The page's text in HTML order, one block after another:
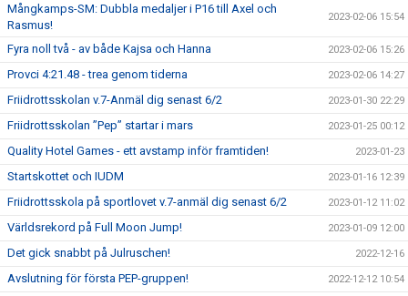
Mångkamps-SM: Dubbla medaljer i P16 till Axel och
Rasmus!
2023-02-06 15:54
Fyra noll två - av både Kajsa och Hanna 2023-02-06 15:26
Provci 4:21.48 - trea genom tiderna 2023-02-06 14:27
Friidrottsskolan v.7-Anmäl dig senast 6/2 2023-01-30 22:29
Friidrottsskolan ”Pep” startar i mars 2023-01-25 00:12
Quality Hotel Games - ett avstamp inför framtiden! 2023-01-23
Startskottet och IUDM 2023-01-16 12:39
Friidrottsskola på sportlovet v.7-anmäl dig senast 6/2 2023-01-12 11:02
Världsrekord på Full Moon Jump! 2023-01-09 12:00
Det gick snabbt på Julruschen! 2022-12-16
Avslutning för första PEP-gruppen! 2022-12-12 10:54